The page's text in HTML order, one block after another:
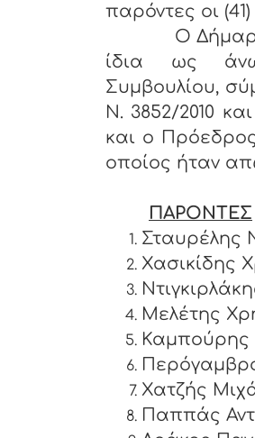
παρόντες οι
Ο Δήμαρχος
ίδια ως
Συμβουλίου,
Ν. 3852/2010
και ο
οποίος ήταν
ΠΑΡΟΝΤΕΣ
Σταυρέλης
Χασικίδης
Μελέτης
Χατζής
Παππάς